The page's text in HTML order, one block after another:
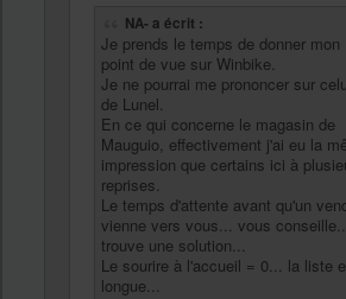
NA- a écrit :
Je prends le temps de donner mon
point de vue sur Winbike.
Je ne pourrai me prononcer sur
de Lunel.
En ce qui concerne le magasin de
Mauguio, effectivement j'ai eu la
impression que certains ici à
reprises.
Le temps d'attente avant qu'un
vienne vers vous... vous
trouve une solution...
Le sourire à l'accueil = 0... la liste
longue...